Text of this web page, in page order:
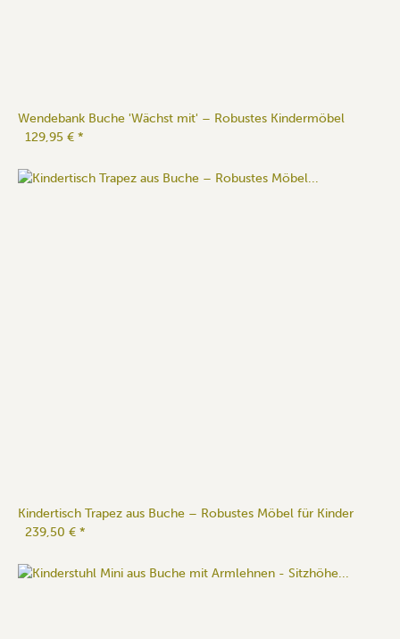
Wendebank Buche 'Wächst mit' – Robustes Kindermöbel
129,95 € *
Kindertisch Trapez aus Buche – Robustes Möbel für Kinder
239,50 € *